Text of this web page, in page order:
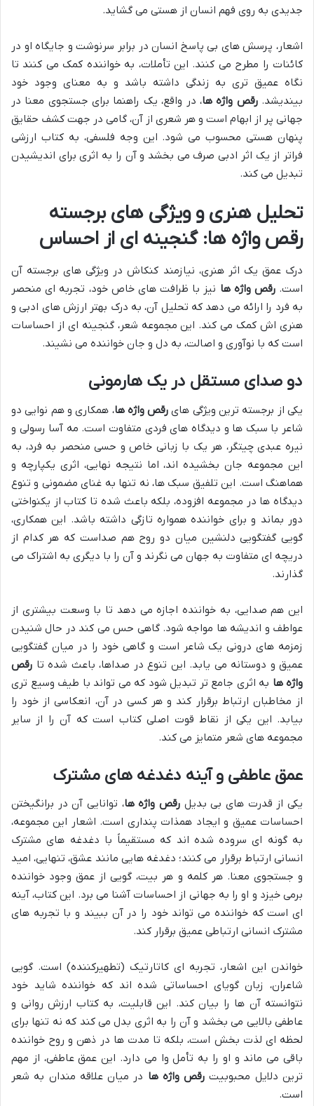
جدیدی به روی فهم انسان از هستی می گشاید.
اشعار، پرسش های بی پاسخ انسان در برابر سرنوشت و جایگاه او در
کائنات را مطرح می کنند. این تأملات، به خواننده کمک می کنند تا
نگاه عمیق تری به زندگی داشته باشد و به معنای وجود خود
بیندیشد.رقص واژه ها، در واقع، یک راهنما برای جستجوی معنا در
جهانی پر از ابهام است و هر شعری از آن، گامی در جهت کشف حقایق
پنهان هستی محسوب می شود. این وجه فلسفی، به کتاب ارزشی
فراتر از یک اثر ادبی صرف می بخشد و آن را به اثری برای اندیشیدن
تبدیل می کند.
تحلیل هنری و ویژگی های برجسته
رقص واژه ها: گنجینه ای از احساس
درک عمق یک اثر هنری، نیازمند کنکاش در ویژگی های برجسته آن
است.رقص واژه ها نیز با ظرافت های خاص خود، تجربه ای منحصر
به فرد را ارائه می دهد که تحلیل آن، به درک بهتر ارزش های ادبی و
هنری اش کمک می کند. این مجموعه شعر، گنجینه ای از احساسات
است که با نوآوری و اصالت، به دل و جان خواننده می نشیند.
دو صدای مستقل در یک هارمونی
یکی از برجسته ترین ویژگی های رقص واژه ها، همکاری و هم نوایی دو
شاعر با سبک ها و دیدگاه های فردی متفاوت است. مه آسا رسولی و
نیره عبدی چیتگر، هر یک با زبانی خاص و حسی منحصر به فرد، به
این مجموعه جان بخشیده اند، اما نتیجه نهایی، اثری یکپارچه و
هماهنگ است. این تلفیق سبک ها، نه تنها به غنای مضمونی و تنوع
دیدگاه ها در مجموعه افزوده، بلکه باعث شده تا کتاب از یکنواختی
دور بماند و برای خواننده همواره تازگی داشته باشد. این همکاری،
گویی گفتگویی دلنشین میان دو روح هم صداست که هر کدام از
دریچه ای متفاوت به جهان می نگرند و آن را با دیگری به اشتراک می
گذارند.
این هم صدایی، به خواننده اجازه می دهد تا با وسعت بیشتری از
عواطف و اندیشه ها مواجه شود. گاهی حس می کند در حال شنیدن
زمزمه های درونی یک شاعر است و گاهی خود را در میان گفتگویی
عمیق و دوستانه می یابد. این تنوع در صداها، باعث شده تا رقص
واژه ها به اثری جامع تر تبدیل شود که می تواند با طیف وسیع تری
از مخاطبان ارتباط برقرار کند و هر کسی در آن، انعکاسی از خود را
بیابد. این یکی از نقاط قوت اصلی کتاب است که آن را از سایر
مجموعه های شعر متمایز می کند.
عمق عاطفی و آینه دغدغه های مشترک
یکی از قدرت های بی بدیل رقص واژه ها، توانایی آن در برانگیختن
احساسات عمیق و ایجاد همذات پنداری است. اشعار این مجموعه،
به گونه ای سروده شده اند که مستقیماً با دغدغه های مشترک
انسانی ارتباط برقرار می کنند؛ دغدغه هایی مانند عشق، تنهایی، امید
و جستجوی معنا. هر کلمه و هر بیت، گویی از عمق وجود خواننده
برمی خیزد و او را به جهانی از احساسات آشنا می برد. این کتاب، آینه
ای است که خواننده می تواند خود را در آن ببیند و با تجربه های
مشترک انسانی ارتباطی عمیق برقرار کند.
خواندن این اشعار، تجربه ای کاتارتیک (تطهیرکننده) است. گویی
شاعران، زبان گویای احساساتی شده اند که خواننده شاید خود
نتوانسته آن ها را بیان کند. این قابلیت، به کتاب ارزش روانی و
عاطفی بالایی می بخشد و آن را به اثری بدل می کند که نه تنها برای
لحظه ای لذت بخش است، بلکه تا مدت ها در ذهن و روح خواننده
باقی می ماند و او را به تأمل وا می دارد. این عمق عاطفی، از مهم
ترین دلایل محبوبیت رقص واژه ها در میان علاقه مندان به شعر
است.